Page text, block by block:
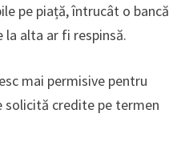
pe piață, întrucât o bancă
la alta ar fi respinsă.
mai permisive pentru
solicită credite pe termen